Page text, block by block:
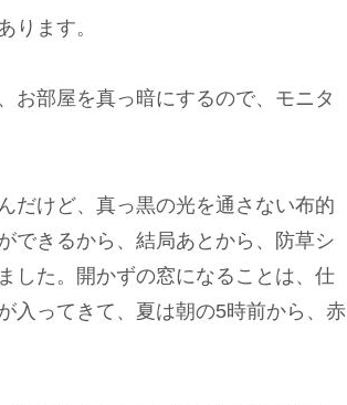
ります。
お部屋を真っ暗にするので、モニタ
だけど、真っ黒の光を通さない布的
できるから、結局あとから、防草シ
した。開かずの窓になることは、仕
入ってきて、夏は朝の5時前から、赤